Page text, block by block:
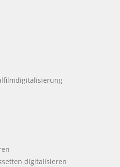
digitalisieren